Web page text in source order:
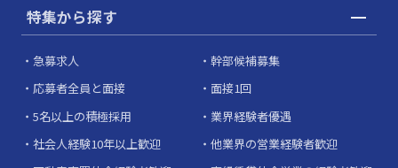
特集から探す
急募求人
幹部候補募集
応募者全員と面接
面接1回
5名以上の積極採用
業界経験者優遇
社会人経験10年以上歓迎
他業界の営業経験者歓迎